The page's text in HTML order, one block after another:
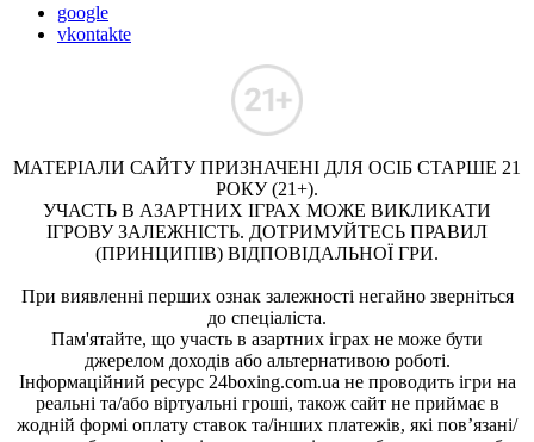
google
vkontakte
МАТЕРІАЛИ САЙТУ ПРИЗНАЧЕНІ ДЛЯ ОСІБ СТАРШЕ 21
РОКУ (21+).
УЧАСТЬ В АЗАРТНИХ ІГРАХ МОЖЕ ВИКЛИКАТИ
ІГРОВУ ЗАЛЕЖНІСТЬ. ДОТРИМУЙТЕСЬ ПРАВИЛ
(ПРИНЦИПІВ) ВІДПОВІДАЛЬНОЇ ГРИ.
При виявленні перших ознак залежності негайно зверніться
до спеціаліста.
Пам'ятайте, що участь в азартних іграх не може бути
джерелом доходів або альтернативою роботі.
Інформаційний ресурс 24boxing.com.ua не проводить ігри на
реальні та/або віртуальні гроші, також сайт не приймає в
жодній формі оплату ставок та/інших платежів, які пов’язані/